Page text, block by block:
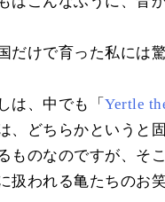
だけで育った私には
は、中でも「Yertle
、どちらかというと
ものなのですが、そ
扱われる亀たちのお